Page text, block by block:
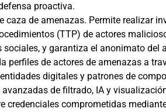
proactiva.
caza de amenazas. Permite realizar
(TTP) de actores
y garantiza el anonimato del
perfiles de actores de amenazas a
digitales y patrones de
de filtrado, IA y
credenciales comprometidas